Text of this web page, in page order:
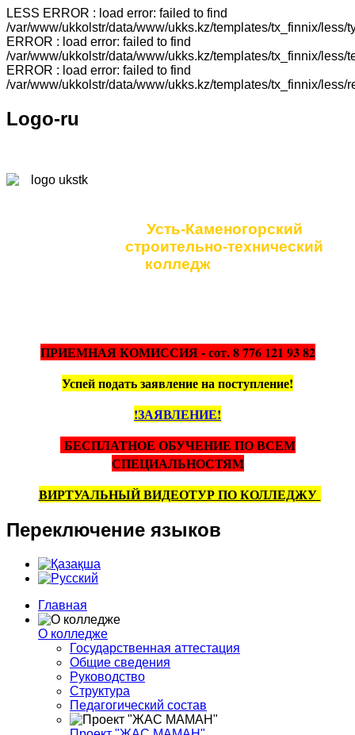
LESS ERROR : load error: failed to find
/var/www/ukkolstr/data/www/ukks.kz/templates/tx_finnix/less/
ERROR : load error: failed to find
/var/www/ukkolstr/data/www/ukks.kz/templates/tx_finnix/less/
ERROR : load error: failed to find
/var/www/ukkolstr/data/www/ukks.kz/templates/tx_finnix/less/
Logo-ru
Усть-Каменогорский
строительно-технический
колледж
ПРИЕМНАЯ КОМИССИЯ - сот. 8 776 121 93 82
Успей подать заявление на поступление!
!ЗАЯВЛЕНИЕ!
БЕСПЛАТНОЕ ОБУЧЕНИЕ ПО ВСЕМ
СПЕЦИАЛЬНОСТЯМ
ВИРТУАЛЬНЫЙ ВИДЕОТУР ПО КОЛЛЕДЖУ
Переключение языков
Главная
О колледже
Государственная аттестация
Общие сведения
Руководство
Структура
Педагогический состав